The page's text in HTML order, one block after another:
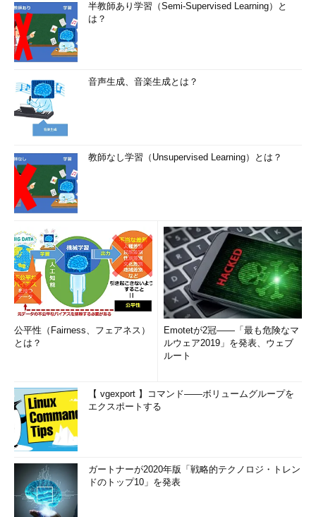
半教師あり学習（Semi-Supervised Learning）と
は？
音声生成、音楽生成とは？
教師なし学習（Unsupervised Learning）とは？
公平性（Fairness、フェアネス）
とは？
Emotetが2冠――「最も危険なマ
ルウェア2019」を発表、ウェブ
ルート
【 vgexport 】コマンド――ボリュームグループを
エクスポートする
ガートナーが2020年版「戦略的テクノロジ・トレン
ドのトップ10」を発表